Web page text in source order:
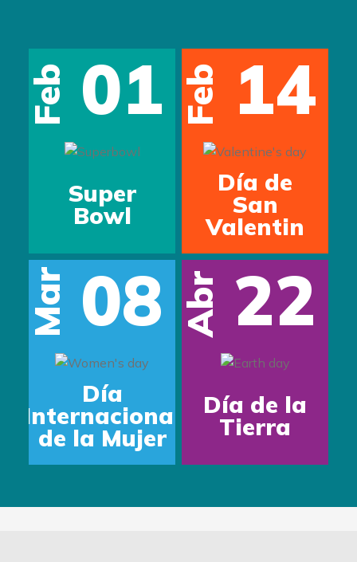
Feb 01
Super
Bowl
Feb 14
Día de
San
Valentin
Mar 08
Día
Internacional
de la Mujer
Abr 22
Día de la
Tierra